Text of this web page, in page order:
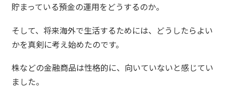
貯まっている預金の運用をどうするのか。
そして、将来海外で生活するためには、どうしたらよい
かを真剣に考え始めたのです。
株などの金融商品は性格的に、向いていないと感じてい
ました。